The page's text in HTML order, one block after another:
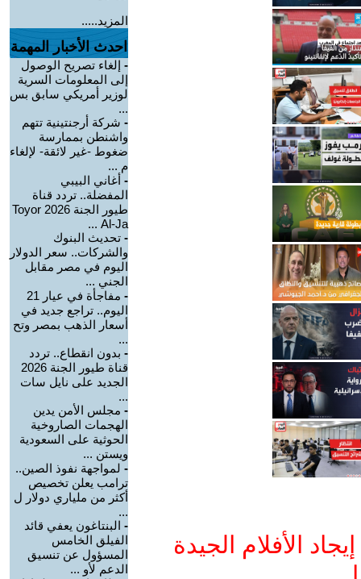
الأفلام الجيدة
المزيد.....
احدث الأخبار المهمة
- إلغاء تصريح الوصول
إلى المعلومات السرية
لوزير أمريكي سابق بس
...
- شركة أرجنتينية تتهم
واشنطن بممارسة
ضغوط -غير لائقة- لإلغاء
م ...
- أغاني البيبي
المفضلة.. تردد قناة
طيور الجنة 2026 Toyor
Al-Ja ...
- تحديث البنوك
والشركات.. سعر الدولار
اليوم في مصر مقابل
الجني ...
-
مفاجأة في عيار 21
اليوم.. تراجع جديد في
أسعار الذهب بمصر وتح
...
- بدون انقطاع.. تردد
قناة طيور الجنة 2026
الجديد على نايل سات
...
- مجلس الأمن يدين
الهجمات الصاروخية
الحوثية على السعودية
ويستن ...
- لمواجهة نفوذ الصين..
ترامب يعلن تخصيص
أكثر من ملياري دولار ل
...
- البنتاغون يعفي قائد
الفيلق الخامس
المسؤول عن تنسيق
الدعم لأو ...